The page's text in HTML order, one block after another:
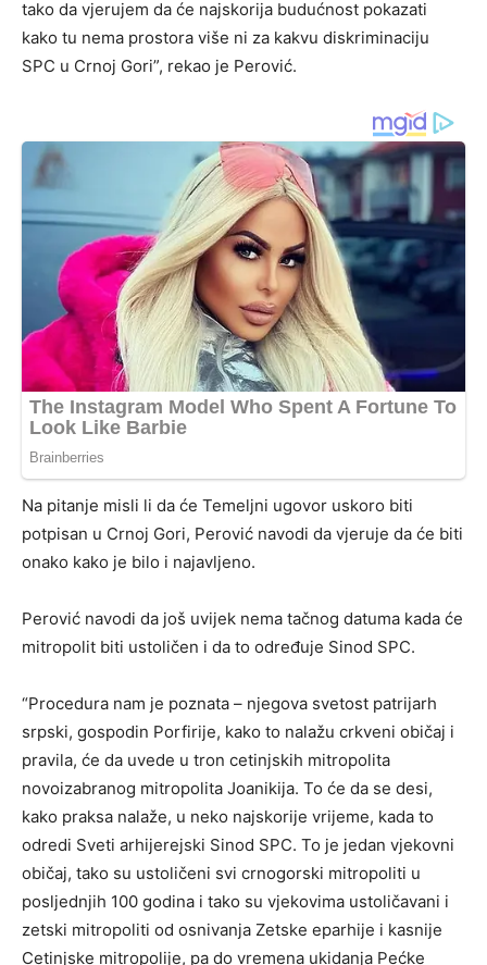
tako da vjerujem da će najskorija budućnost pokazati
kako tu nema prostora više ni za kakvu diskriminaciju
SPC u Crnoj Gori”, rekao je Perović.
Na pitanje misli li da će Temeljni ugovor uskoro biti
potpisan u Crnoj Gori, Perović navodi da vjeruje da će biti
onako kako je bilo i najavljeno.
Perović navodi da još uvijek nema tačnog datuma kada će
mitropolit biti ustoličen i da to određuje Sinod SPC.
“Procedura nam je poznata – njegova svetost patrijarh
srpski, gospodin Porfirije, kako to nalažu crkveni običaj i
pravila, će da uvede u tron cetinjskih mitropolita
novoizabranog mitropolita Joanikija. To će da se desi,
kako praksa nalaže, u neko najskorije vrijeme, kada to
odredi Sveti arhijerejski Sinod SPC. To je jedan vjekovni
običaj, tako su ustoličeni svi crnogorski mitropoliti u
posljednjih 100 godina i tako su vjekovima ustoličavani i
zetski mitropoliti od osnivanja Zetske eparhije i kasnije
Cetinjske mitropolije, pa do vremena ukidanja Pećke